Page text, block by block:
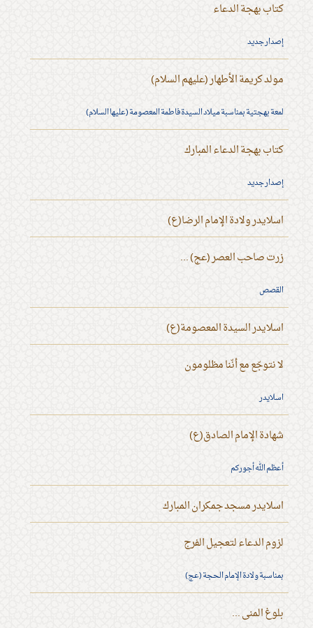
كتاب بهجة الدعاء
إصدار جديد
مولد كريمة الأطهار (عليهم السلام)
لمعة بهجتية بمناسبة ميلاد السيدة فاطمة المعصومة (عليها السلام)
كتاب بهجة الدعاء المبارك
إصدار جديد
اسلايدر ولادة الإمام الرضا(ع)
زرت صاحب العصر (عج) ...
القصص
اسلايدر السيدة المعصومة(ع)
لا نتوجّع مع أنّنا مظلومون
اسلايدر
شهادة الإمام الصادق(ع)
أعظم الله أجوركم
اسلايدر مسجد جمكران المبارك
لزوم الدعاء لتعجيل الفرج
بمناسبة ولادة الإمام الحجة (عج)
بلوغ المنى ...